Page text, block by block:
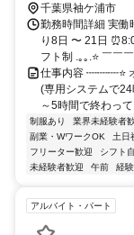
千葉県袖ケ浦市
勤務時間詳細 実働
り8日 〜 21日
フト制 .｡｡.⭐ ￣￣
仕事内容 ┉┉┉⭐
(専用システムで
～5時間で終わって
制服あり 業界未経験者
副業・WワークOK
土日
フリーター歓迎
シフト
未経験者歓迎
午前 経
アルバイト・パート